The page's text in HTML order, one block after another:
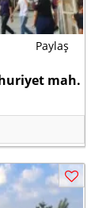
mah.
Paylaş